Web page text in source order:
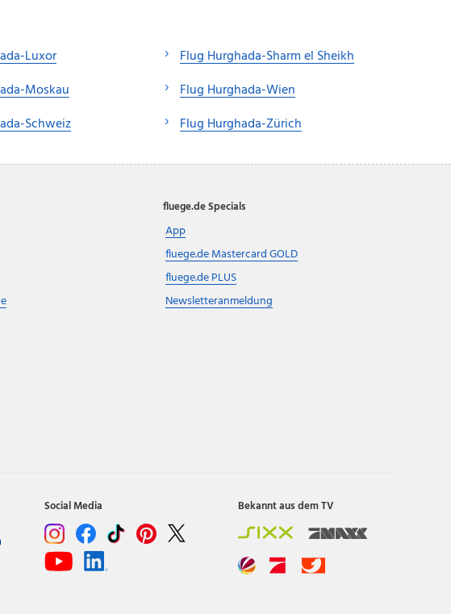
Luxor
Moskau
Schweiz
Flug Hurghada-Sharm el Sheikh
Flug Hurghada-Wien
Flug Hurghada-Zürich